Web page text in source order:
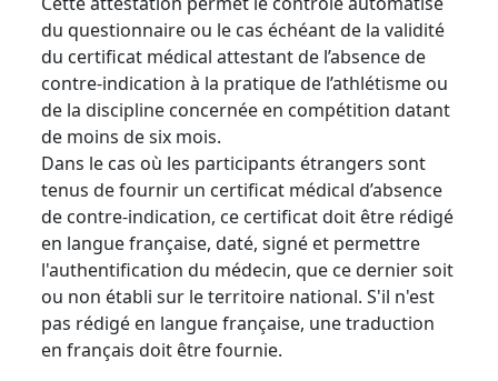
du questionnaire ou le cas échéant de la validité
du certificat médical attestant de l’absence de
contre-indication à la pratique de l’athlétisme ou
de la discipline concernée en compétition datant
de moins de six mois.
Dans le cas où les participants étrangers sont
tenus de fournir un certificat médical d’absence
de contre-indication, ce certificat doit être rédigé
en langue française, daté, signé et permettre
l'authentification du médecin, que ce dernier soit
ou non établi sur le territoire national. S'il n'est
pas rédigé en langue française, une traduction
en français doit être fournie.